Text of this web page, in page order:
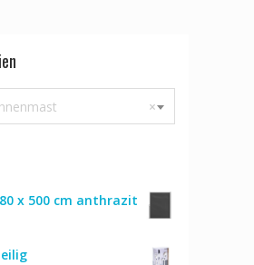
×
x 500 cm anthrazit